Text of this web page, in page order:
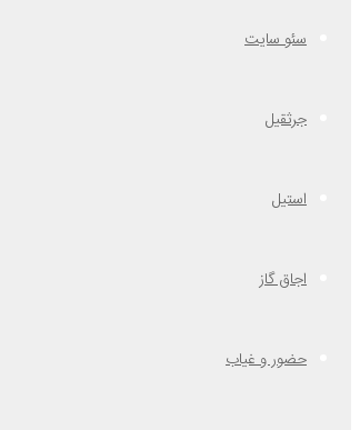
سئو سایت
جرثقیل
استیل
اجاق گاز
حضور و غیاب